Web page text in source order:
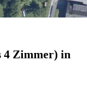
4 Zimmer) in